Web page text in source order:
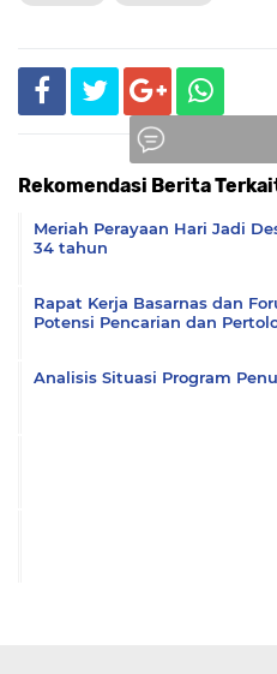
Rekomendasi Berita
Meriah Perayaan Hari Jadi
34 tahun
Rapat Kerja Basarnas dan
Potensi Pencarian dan
Analisis Situasi Program